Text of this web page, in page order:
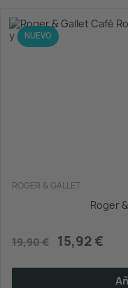
ROGER & GALLET
Roger
19,90 € 15,92 €
-20%
NUEVO